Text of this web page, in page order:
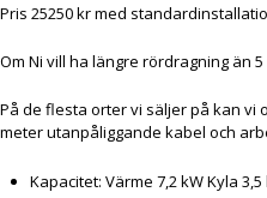
Pris 25250 kr med
Om Ni vill ha längre rördragning än
På de flesta orter vi säljer på kan vi
meter utanpåliggande kabel och
Kapacitet: Värme 7,2 kW Kyla 3,5